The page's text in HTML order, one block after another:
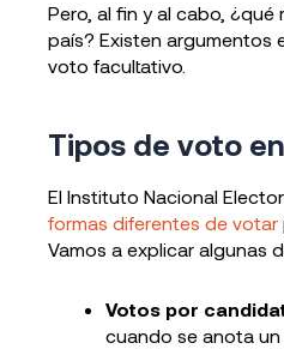
Pero, al fin y al cabo, ¿qué
país? Existen argumentos
voto facultativo.
Tipos de voto
El Instituto Nacional
formas diferentes de votar
Vamos a explicar algunas
Votos por
cuando se anota